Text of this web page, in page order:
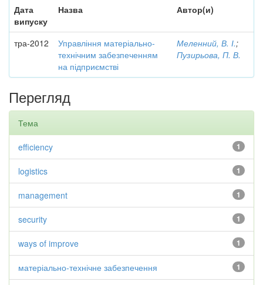
Дата
випуску
Назва Автор(и)
тра-2012
Управління матеріально-
технічним забезпеченням
на підприємстві
Меленний, В. І.;
Пузирьова, П. В.
Перегляд
Тема
1
efficiency
1
logistics
1
management
1
security
1
ways of improve
1
матеріально-технічне забезпечення